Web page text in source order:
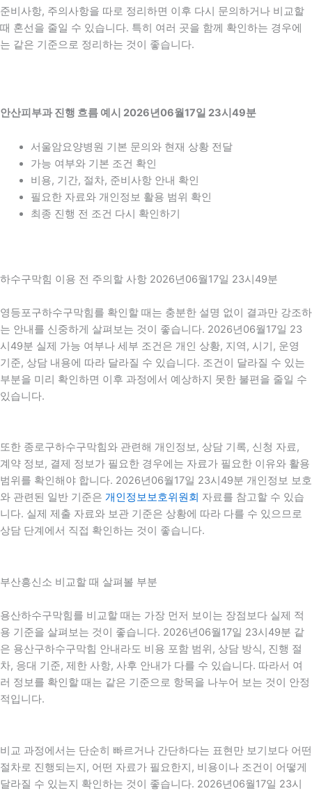
준비사항, 주의사항을 따로 정리하면 이후 다시 문의하거나 비교할
때 혼선을 줄일 수 있습니다. 특히 여러 곳을 함께 확인하는 경우에
는 같은 기준으로 정리하는 것이 좋습니다.
안산피부과 진행 흐름 예시 2026년06월17일 23시49분
서울암요양병원 기본 문의와 현재 상황 전달
가능 여부와 기본 조건 확인
비용, 기간, 절차, 준비사항 안내 확인
필요한 자료와 개인정보 활용 범위 확인
최종 진행 전 조건 다시 확인하기
하수구막힘 이용 전 주의할 사항 2026년06월17일 23시49분
영등포구하수구막힘를 확인할 때는 충분한 설명 없이 결과만 강조하
는 안내를 신중하게 살펴보는 것이 좋습니다. 2026년06월17일 23
시49분 실제 가능 여부나 세부 조건은 개인 상황, 지역, 시기, 운영
기준, 상담 내용에 따라 달라질 수 있습니다. 조건이 달라질 수 있는
부분을 미리 확인하면 이후 과정에서 예상하지 못한 불편을 줄일 수
있습니다.
또한 종로구하수구막힘와 관련해 개인정보, 상담 기록, 신청 자료,
계약 정보, 결제 정보가 필요한 경우에는 자료가 필요한 이유와 활용
범위를 확인해야 합니다. 2026년06월17일 23시49분 개인정보 보호
와 관련된 일반 기준은 개인정보보호위원회 자료를 참고할 수 있습
니다. 실제 제출 자료와 보관 기준은 상황에 따라 다를 수 있으므로
상담 단계에서 직접 확인하는 것이 좋습니다.
부산흥신소 비교할 때 살펴볼 부분
용산하수구막힘를 비교할 때는 가장 먼저 보이는 장점보다 실제 적
용 기준을 살펴보는 것이 좋습니다. 2026년06월17일 23시49분 같
은 용산구하수구막힘 안내라도 비용 포함 범위, 상담 방식, 진행 절
차, 응대 기준, 제한 사항, 사후 안내가 다를 수 있습니다. 따라서 여
러 정보를 확인할 때는 같은 기준으로 항목을 나누어 보는 것이 안정
적입니다.
비교 과정에서는 단순히 빠르거나 간단하다는 표현만 보기보다 어떤
절차로 진행되는지, 어떤 자료가 필요한지, 비용이나 조건이 어떻게
달라질 수 있는지 확인하는 것이 좋습니다. 2026년06월17일 23시